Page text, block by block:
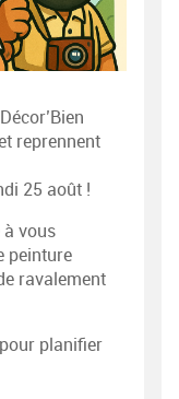
reprennent
25 août !
à vous
peinture
ravalement
planifier